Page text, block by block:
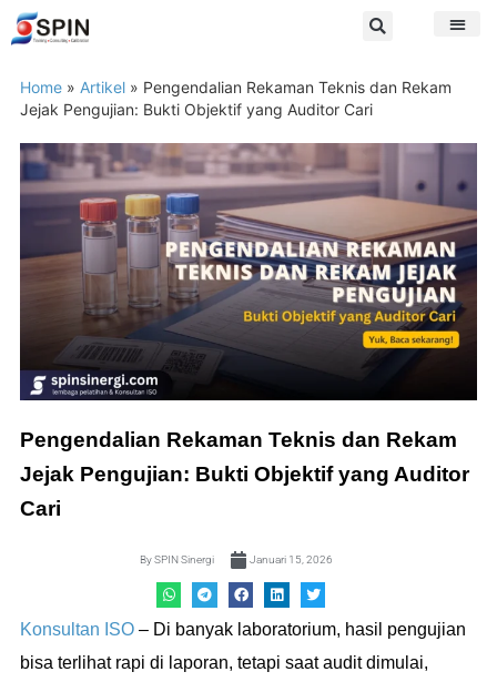
Home » Artikel » Pengendalian Rekaman Teknis dan Rekam
Jejak Pengujian: Bukti Objektif yang Auditor Cari
Pengendalian Rekaman Teknis dan Rekam
Jejak Pengujian: Bukti Objektif yang Auditor
Cari
BySPIN Sinergi Januari 15, 2026
Konsultan ISO – Di banyak laboratorium, hasil pengujian
bisa terlihat rapi di laporan, tetapi saat audit dimulai,